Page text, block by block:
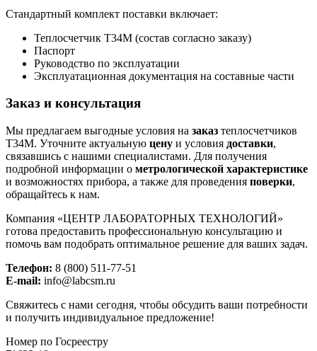
Стандартный комплект поставки включает:
Теплосчетчик Т34М (состав согласно заказу)
Паспорт
Руководство по эксплуатации
Эксплуатационная документация на составные части
Заказ и консультация
Мы предлагаем выгодные условия на заказ теплосчетчиков
Т34М. Уточните актуальную цену и условия доставки,
связавшись с нашими специалистами. Для получения
подробной информации о метрологической характеристике
и возможностях прибора, а также для проведения поверки,
обращайтесь к нам.
Компания «ЦЕНТР ЛАБОРАТОРНЫХ ТЕХНОЛОГИЙ»
готова предоставить профессиональную консультацию и
помочь вам подобрать оптимальное решение для ваших задач.
Телефон: 8 (800) 511-77-51
E-mail: info@labcsm.ru
Свяжитесь с нами сегодня, чтобы обсудить ваши потребности
и получить индивидуальное предложение!
Номер по Госреестру